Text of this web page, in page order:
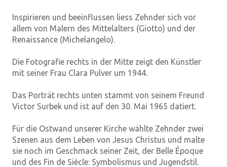
Inspirieren und beeinflussen liess Zehnder sich vor
allem von Malern des Mittelalters (Giotto) und der
Renaissance (Michelangelo).
Die Fotografie rechts in der Mitte zeigt den Künstler
mit seiner Frau Clara Pulver um 1944.
Das Porträt rechts unten stammt von seinem Freund
Victor Surbek und ist auf den 30. Mai 1965 datiert.
Für die Ostwand unserer Kirche wählte Zehnder zwei
Szenen aus dem Leben von Jesus Christus und malte
sie noch im Geschmack seiner Zeit, der Belle Époque
und des Fin de Siècle: Symbolismus und Jugendstil.